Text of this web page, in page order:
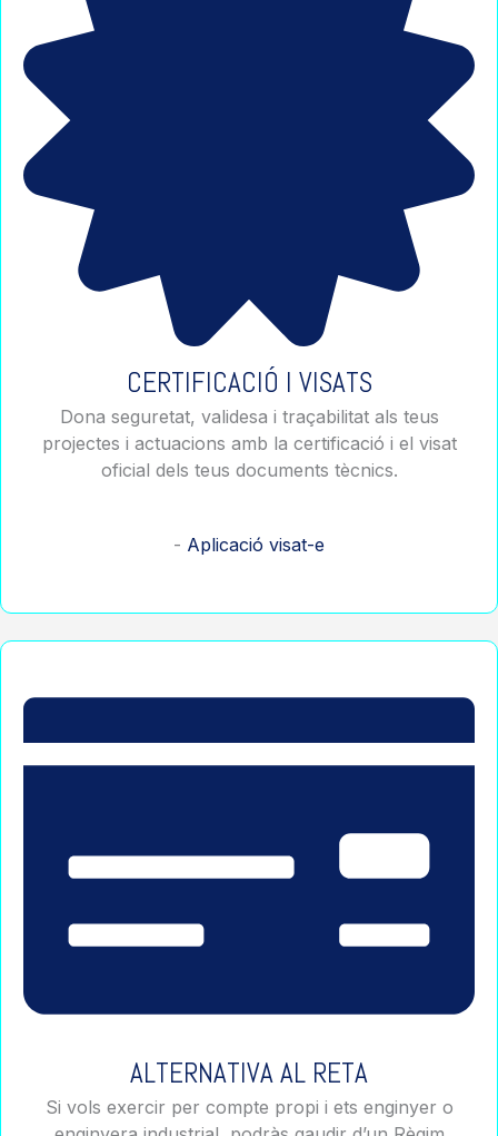
CERTIFICACIÓ I VISATS
Dona seguretat, validesa i traçabilitat als teus
projectes i actuacions amb la certificació i el visat
oficial dels teus documents tècnics.
- Aplicació visat-e
ALTERNATIVA AL RETA
Si vols exercir per compte propi i ets enginyer o